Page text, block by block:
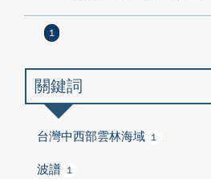
1
關鍵詞
台灣中西部雲林海域 1
波譜 1